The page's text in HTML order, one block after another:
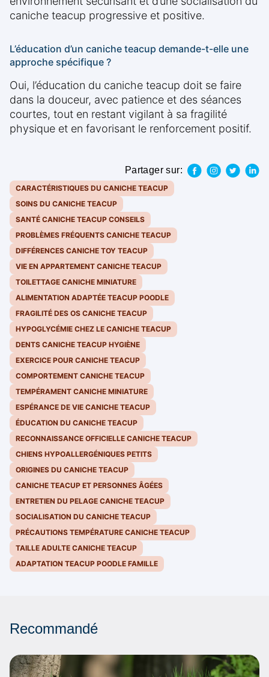
caniche teacup progressive et positive.
L’éducation d’un caniche teacup demande-t-elle une
approche spécifique ?
Oui, l’éducation du caniche teacup doit se faire
dans la douceur, avec patience et des séances
courtes, tout en restant vigilant à sa fragilité
physique et en favorisant le renforcement positif.
Partager sur:
CARACTÉRISTIQUES DU CANICHE TEACUP
SOINS DU CANICHE TEACUP
SANTÉ CANICHE TEACUP CONSEILS
PROBLÈMES FRÉQUENTS CANICHE TEACUP
DIFFÉRENCES CANICHE TOY TEACUP
VIE EN APPARTEMENT CANICHE TEACUP
TOILETTAGE CANICHE MINIATURE
ALIMENTATION ADAPTÉE TEACUP POODLE
FRAGILITÉ DES OS CANICHE TEACUP
HYPOGLYCÉMIE CHEZ LE CANICHE TEACUP
DENTS CANICHE TEACUP HYGIÈNE
EXERCICE POUR CANICHE TEACUP
COMPORTEMENT CANICHE TEACUP
TEMPÉRAMENT CANICHE MINIATURE
ESPÉRANCE DE VIE CANICHE TEACUP
ÉDUCATION DU CANICHE TEACUP
RECONNAISSANCE OFFICIELLE CANICHE TEACUP
CHIENS HYPOALLERGÉNIQUES PETITS
ORIGINES DU CANICHE TEACUP
CANICHE TEACUP ET PERSONNES ÂGÉES
ENTRETIEN DU PELAGE CANICHE TEACUP
SOCIALISATION DU CANICHE TEACUP
PRÉCAUTIONS TEMPÉRATURE CANICHE TEACUP
TAILLE ADULTE CANICHE TEACUP
ADAPTATION TEACUP POODLE FAMILLE
Recommandé